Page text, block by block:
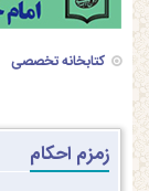
کتابخانه تخصصی
زمزم احکام